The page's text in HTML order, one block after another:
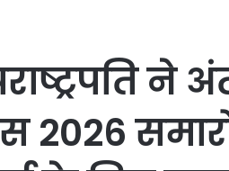
ने
2026